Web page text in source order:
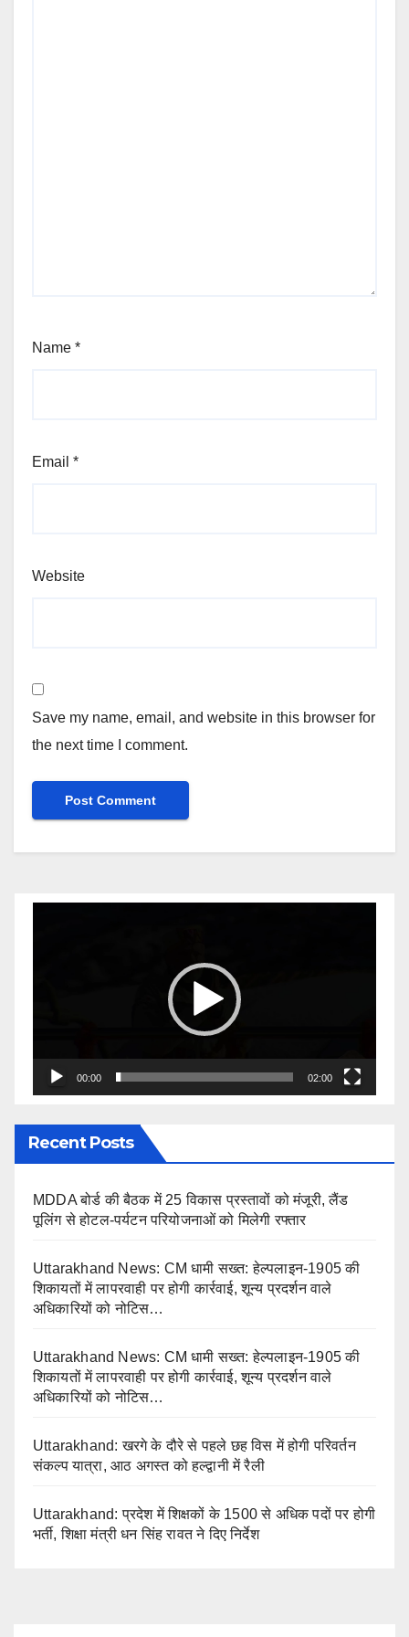
Name *
Email *
Website
Save my name, email, and website in this browser for
the next time I comment.
00:00 02:00
Recent Posts
MDDA बोर्ड की बैठक में 25 विकास प्रस्तावों को मंजूरी, लैंड
पूलिंग से होटल-पर्यटन परियोजनाओं को मिलेगी रफ्तार
Uttarakhand News: CM धामी सख्त: हेल्पलाइन-1905 की
शिकायतों में लापरवाही पर होगी कार्रवाई, शून्य प्रदर्शन वाले
अधिकारियों को नोटिस…
Uttarakhand News: CM धामी सख्त: हेल्पलाइन-1905 की
शिकायतों में लापरवाही पर होगी कार्रवाई, शून्य प्रदर्शन वाले
अधिकारियों को नोटिस…
Uttarakhand: खरगे के दौरे से पहले छह विस में होगी परिवर्तन
संकल्प यात्रा, आठ अगस्त को हल्द्वानी में रैली
Uttarakhand: प्रदेश में शिक्षकों के 1500 से अधिक पदों पर होगी
भर्ती, शिक्षा मंत्री धन सिंह रावत ने दिए निर्देश